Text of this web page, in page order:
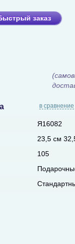
заказ
в сравнение
Я16082
23,5 см
105